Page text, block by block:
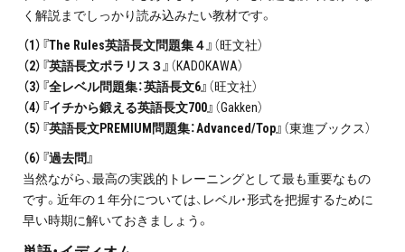
く解説までしっかり読み込みたい教材です。
（1）『The Rules英語長文問題集４』 （旺文社）
（2）『英語長文ポラリス３』 （KADOKAWA）
（3）『全レベル問題集：英語長文6』 （旺文社）
（4）『イチから鍛える英語長文700』 （Gakken）
（5）『英語長文PREMIUM問題集：Advanced/Top』 （東進ブックス）
（6）『過去問』
当然ながら、最高の実践的トレーニングとして最も重要なもの
です。近年の１年分については、レベル・形式を把握するために
早い時期に解いておきましょう。